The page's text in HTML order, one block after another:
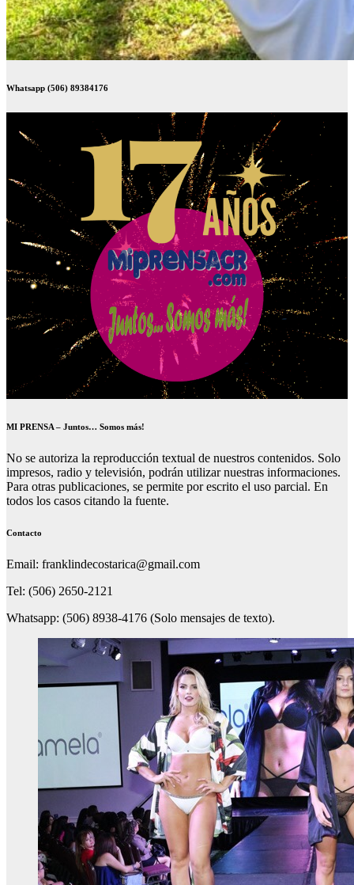
Whatsapp (506) 89384176
MI PRENSA – Juntos… Somos más!
No se autoriza la reproducción textual de nuestros contenidos. Solo
impresos, radio y televisión, podrán utilizar nuestras informaciones.
Para otras publicaciones, se permite por escrito el uso parcial. En
todos los casos citando la fuente.
Contacto
Email: franklindecostarica@gmail.com
Tel: (506) 2650-2121
Whatsapp: (506) 8938-4176 (Solo mensajes de texto).